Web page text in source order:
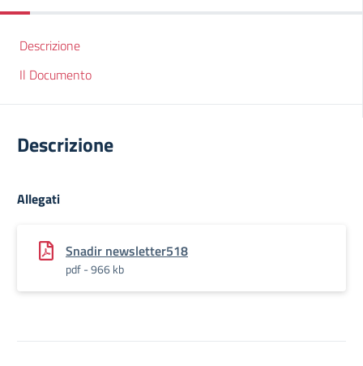
Descrizione
Il Documento
Descrizione
Allegati
Snadir newsletter518
pdf - 966 kb